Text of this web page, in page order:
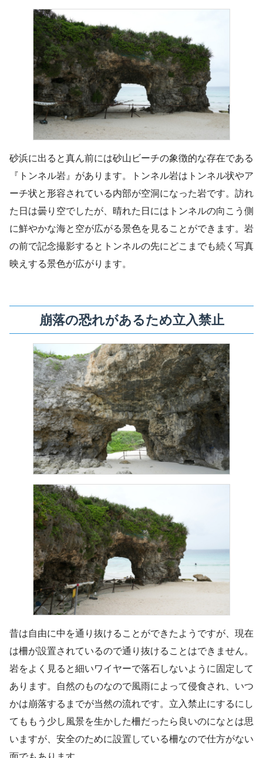
砂浜に出ると真ん前には砂山ビーチの象徴的な存在である
『トンネル岩』があります。トンネル岩はトンネル状やア
ーチ状と形容されている内部が空洞になった岩です。訪れ
た日は曇り空でしたが、晴れた日にはトンネルの向こう側
に鮮やかな海と空が広がる景色を見ることができます。岩
の前で記念撮影するとトンネルの先にどこまでも続く写真
映えする景色が広がります。
崩落の恐れがあるため立入禁止
昔は自由に中を通り抜けることができたようですが、現在
は柵が設置されているので通り抜けることはできません。
岩をよく見ると細いワイヤーで落石しないように固定して
あります。自然のものなので風雨によって侵食され、いつ
かは崩落するまでが当然の流れです。立入禁止にするにし
てももう少し風景を生かした柵だったら良いのになとは思
いますが、安全のために設置している柵なので仕方がない